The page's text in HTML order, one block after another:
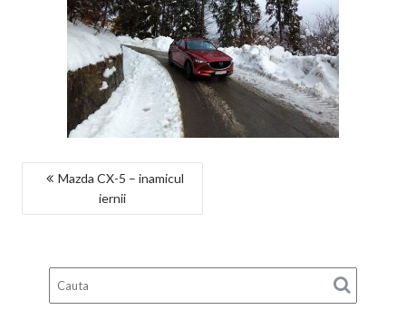
NAVIGARE
Mazda CX-5 – inamicul
iernii